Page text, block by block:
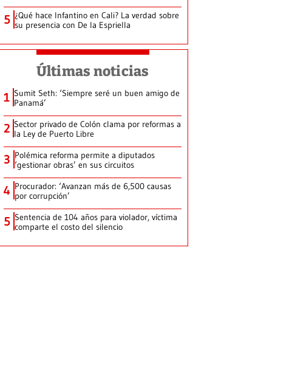
5 ¿Qué hace Infantino en Cali? La verdad sobre
su presencia con De la Espriella
Últimas noticias
1 Sumit Seth: ‘Siempre seré un buen amigo de
Panamá’
2 Sector privado de Colón clama por reformas a
la Ley de Puerto Libre
3 Polémica reforma permite a diputados
‘gestionar obras’ en sus circuitos
4 Procurador: ‘Avanzan más de 6,500 causas
por corrupción’
5 Sentencia de 104 años para violador, víctima
comparte el costo del silencio